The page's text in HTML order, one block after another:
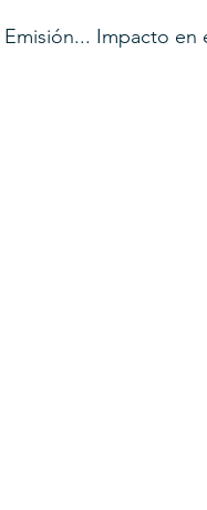
Emisión... Impacto en